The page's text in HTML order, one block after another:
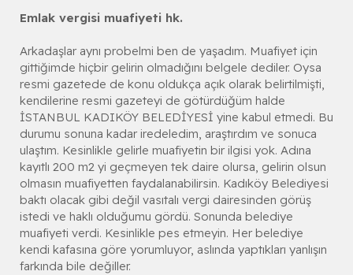
Emlak vergisi muafiyeti hk.
Arkadaşlar aynı probelmi ben de yaşadım. Muafiyet için
gittiğimde hiçbir gelirin olmadığını belgele dediler. Oysa
resmi gazetede de konu oldukça açık olarak belirtilmişti,
kendilerine resmi gazeteyi de götürdüğüm halde
İSTANBUL KADIKÖY BELEDİYESİ yine kabul etmedi. Bu
durumu sonuna kadar iredeledim, araştırdım ve sonuca
ulaştım. Kesinlikle gelirle muafiyetin bir ilgisi yok. Adına
kayıtlı 200 m2 yi geçmeyen tek daire olursa, gelirin olsun
olmasın muafiyetten faydalanabilirsin. Kadıköy Belediyesi
baktı olacak gibi değil vasıtalı vergi dairesinden görüş
istedi ve haklı olduğumu gördü. Sonunda belediye
muafiyeti verdi. Kesinlikle pes etmeyin. Her belediye
kendi kafasına göre yorumluyor, aslında yaptıkları yanlışın
farkında bile değiller.